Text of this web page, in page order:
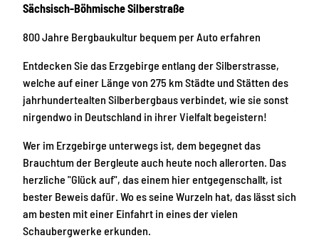
Sächsisch-Böhmische Silberstraße
800 Jahre Bergbaukultur bequem per Auto erfahren
Entdecken Sie das Erzgebirge entlang der Silberstrasse,
welche auf einer Länge von 275 km Städte und Stätten des
jahrhundertealten Silberbergbaus verbindet, wie sie sonst
nirgendwo in Deutschland in ihrer Vielfalt begeistern!
Wer im Erzgebirge unterwegs ist, dem begegnet das
Brauchtum der Bergleute auch heute noch allerorten. Das
herzliche "Glück auf", das einem hier entgegenschallt, ist
bester Beweis dafür. Wo es seine Wurzeln hat, das lässt sich
am besten mit einer Einfahrt in eines der vielen
Schaubergwerke erkunden.